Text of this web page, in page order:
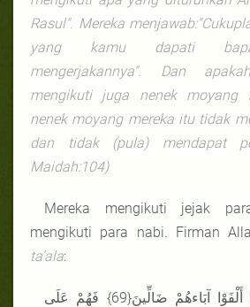
Rasul". Mereka
yang kamu dapati
mengerjakannya". Dan
mengikuti juga nenek moyang
nenek moyang mereka itu tidak
dan tidak (pula) mendapat
Maidah:104)
Mereka mengikuti jejak
mengikuti para nabi. Firman
ta’ala:
قال تعالى : ﴿إ ِنَّهُمْ أَلْفَوْا آبَاءهُمْ ضَالِّينَ{69} فَهُمْ عَلَى